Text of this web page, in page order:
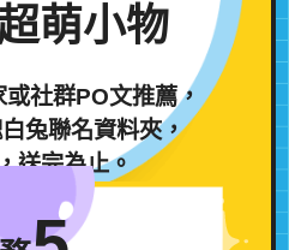
萌小物
社群PO文推薦，
兔聯名資料夾，
送完為止。